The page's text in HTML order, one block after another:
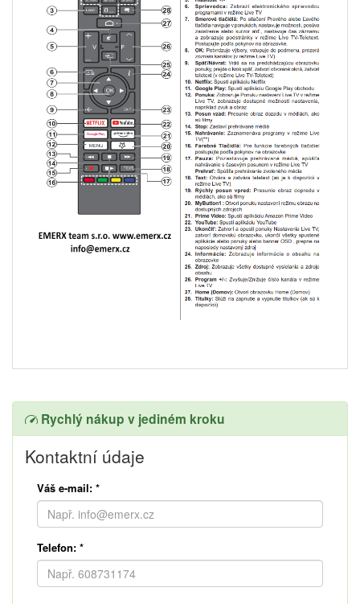
Rychlý nákup v jediném kroku
Kontaktní údaje
Váš e-mail: *
Telefon: *